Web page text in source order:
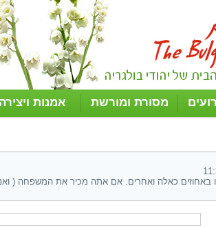
מסורת ומורשת אמנות ויצירה
באחוזים כאלה ואחרים. אם אתה מכיר את המשפחה (